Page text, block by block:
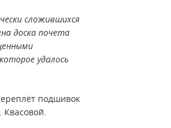
сложившихся
доска почета
удалось
подшивок
Квасовой.